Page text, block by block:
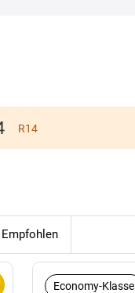
R14
Empfohlen
Economy-Klasse